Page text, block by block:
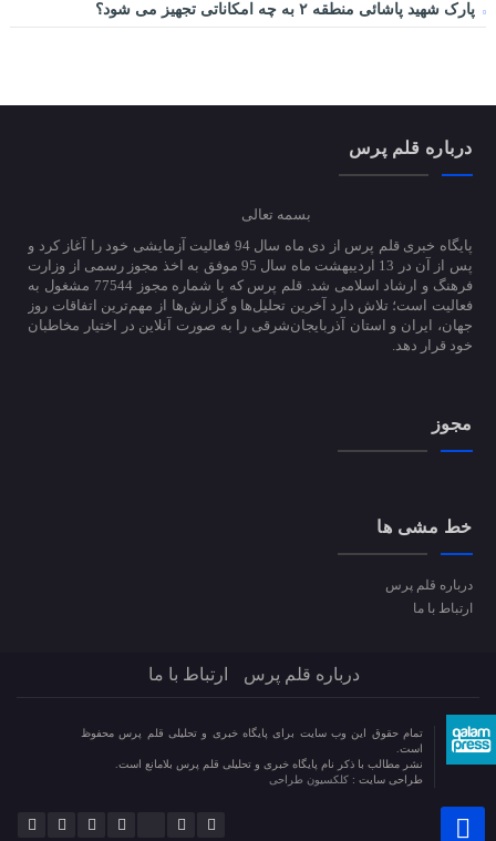
پارک شهید پاشائی منطقه ۲ به چه امکاناتی تجهیز می شود؟
درباره قلم پرس
بسمه تعالی
پایگاه خبری قلم پرس از دی ماه سال 94 فعالیت آزمایشی خود را آغاز کرد و
پس از آن در 13 اردیبهشت ماه سال 95 موفق به اخذ مجوز رسمی از وزارت
فرهنگ و ارشاد اسلامی شد. قلم پرس که با شماره مجوز 77544 مشغول به
فعالیت است؛ تلاش دارد آخرین تحلیل‌ها و گزارش‌ها از مهم‌ترین اتفاقات روز
جهان، ایران و استان آذربایجان‌شرقی را به صورت آنلاین در اختیار مخاطبان
خود قرار دهد.
مجوز
خط مشی ها
درباره قلم پرس
ارتباط با ما
درباره قلم پرس ارتباط با ما
تمام حقوق این وب سایت برای پایگاه خبری و تحلیلی قلم پرس محفوظ
است.
نشر مطالب با ذکر نام پایگاه خبری و تحلیلی قلم پرس بلامانع است.
طراحی سایت : کلکسیون طراحی